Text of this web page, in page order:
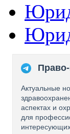
Актуальные
аспектах и
для